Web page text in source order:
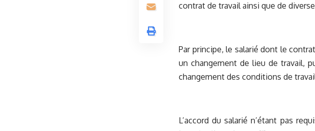
contrat de travail ainsi que de
Par principe, le salarié dont le
un changement de lieu de travail,
changement des conditions de
L’accord du salarié n’étant pas